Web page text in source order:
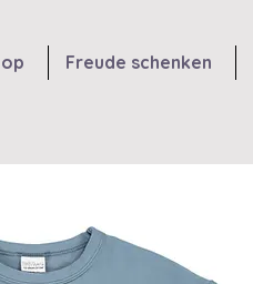
Freude schenken